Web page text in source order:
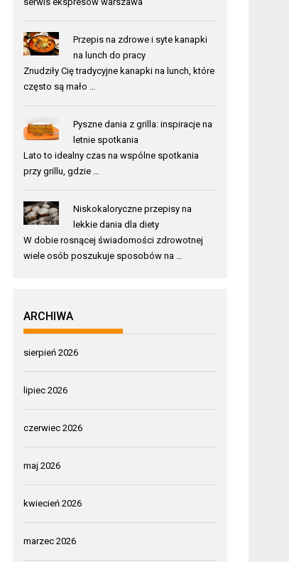
Przepis na zdrowe i syte kanapki
na lunch do pracy
Znudziły Cię tradycyjne kanapki na lunch, które
często są mało …
Pyszne dania z grilla: inspiracje na
letnie spotkania
Lato to idealny czas na wspólne spotkania
przy grillu, gdzie …
Niskokaloryczne przepisy na
lekkie dania dla diety
W dobie rosnącej świadomości zdrowotnej
wiele osób poszukuje sposobów na …
ARCHIWA
sierpień 2026
lipiec 2026
czerwiec 2026
maj 2026
kwiecień 2026
marzec 2026